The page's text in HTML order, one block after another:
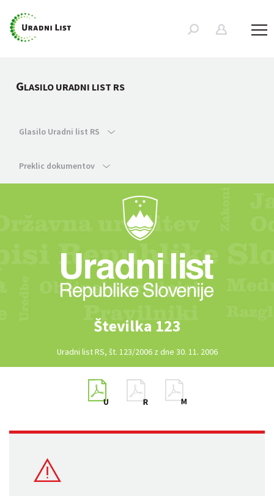
GLASILO URADNI LIST RS
Glasilo Uradni list RS
Preklic dokumentov
Številka 123
Uradni list RS, št. 123/2006 z dne 30. 11. 2006